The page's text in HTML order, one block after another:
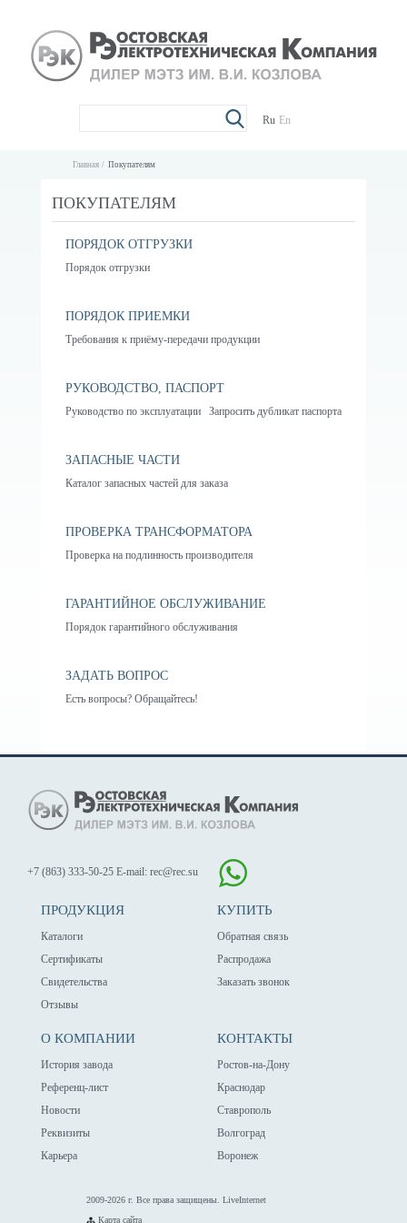
Ru En
Главная Покупателям
ПОКУПАТЕЛЯМ
ПОРЯДОК ОТГРУЗКИ
Порядок отгрузки
ПОРЯДОК ПРИЕМКИ
Требования к приёму-передачи продукции
РУКОВОДСТВО, ПАСПОРТ
Руководство по эксплуатации Запросить дубликат паспорта
ЗАПАСНЫЕ ЧАСТИ
Каталог запасных частей для заказа
ПРОВЕРКА ТРАНСФОРМАТОРА
Проверка на подлинность производителя
ГАРАНТИЙНОЕ ОБСЛУЖИВАНИЕ
Порядок гарантийного обслуживания
ЗАДАТЬ ВОПРОС
Есть вопросы? Обращайтесь!
+7 (863) 333-50-25 E-mail: rec@rec.su
ПРОДУКЦИЯ
Каталоги
Сертификаты
Свидетельства
Отзывы
КУПИТЬ
Обратная связь
Распродажа
Заказать звонок
О КОМПАНИИ
История завода
Референц-лист
Новости
Реквизиты
Карьера
КОНТАКТЫ
Ростов-на-Дону
Краснодар
Ставрополь
Волгоград
Воронеж
2009-2026 г. Все права защищены. LiveInternet
Карта сайта